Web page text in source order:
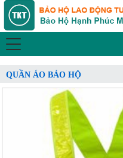
QUẦN ÁO BẢO HỘ